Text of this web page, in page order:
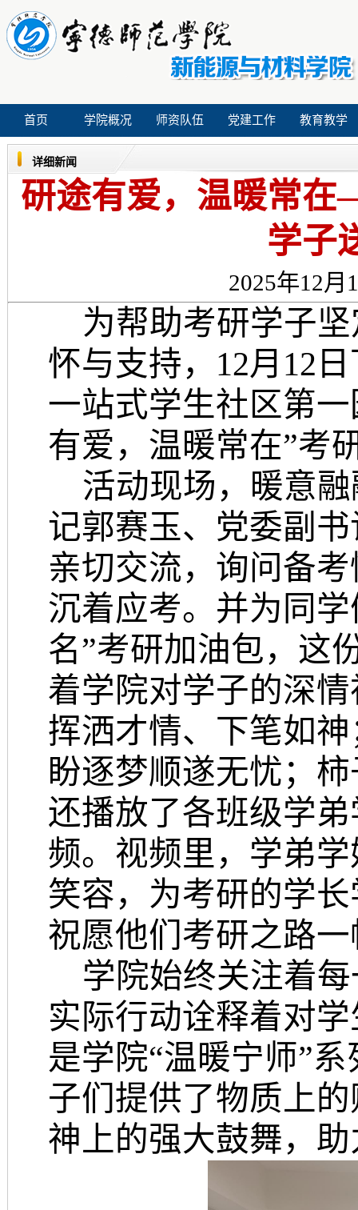
首页 学院概况 师资队伍 党建工作 教育教学
详细新闻
研途有爱，温暖常
学子
2025年12月
为帮助考研学子
怀与支持， 12月12
一站式学生社区第
有爱，温暖常在”考
活动现场，暖意
记郭赛玉、党委副
亲切交流，询问备
沉着应考。并为同
名”考研加油包，这
着学院对学子的深
挥洒才情、下笔如
盼逐梦顺遂无忧；
还播放了各班级学
频。视频里，学弟
笑容，为考研的学
祝愿他们考研之路
学院始终关注着
实际行动诠释着对
是学院“温暖宁师”
子们提供了物质上
神上的强大鼓舞，